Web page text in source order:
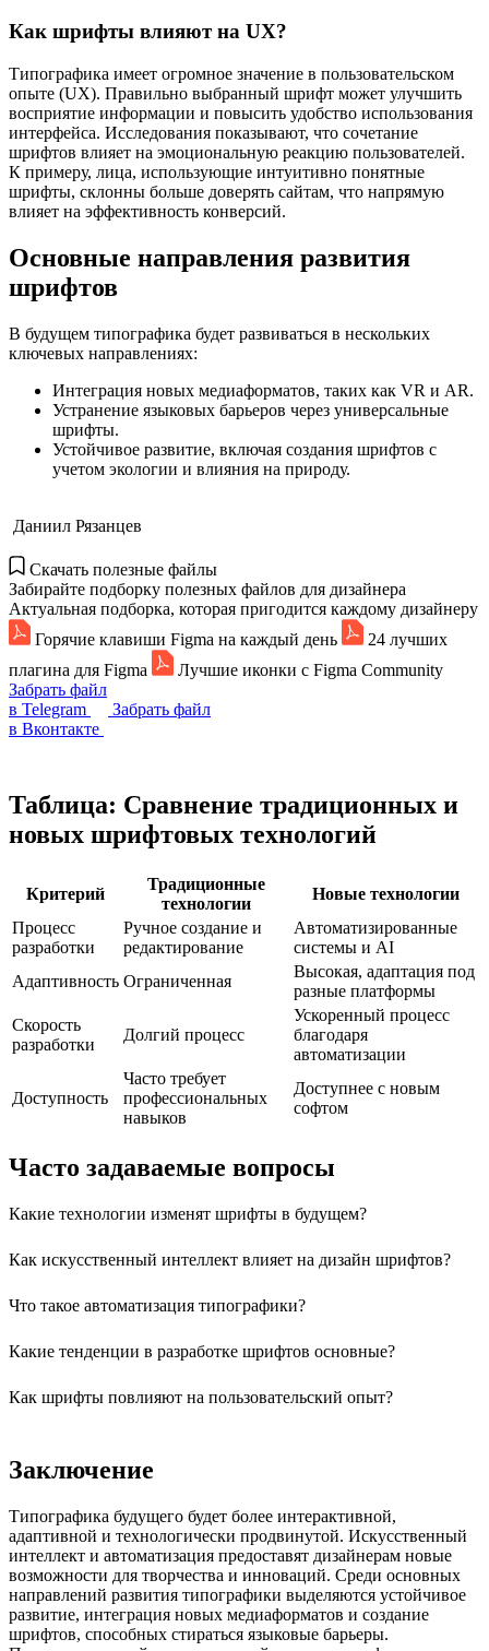
Как шрифты влияют на UX?
Типографика имеет огромное значение в пользовательском
опыте (UX). Правильно выбранный шрифт может улучшить
восприятие информации и повысить удобство использования
интерфейса. Исследования показывают, что сочетание
шрифтов влияет на эмоциональную реакцию пользователей.
К примеру, лица, использующие интуитивно понятные
шрифты, склонны больше доверять сайтам, что напрямую
влияет на эффективность конверсий.
Основные направления развития
шрифтов
В будущем типографика будет развиваться в нескольких
ключевых направлениях:
Интеграция новых медиаформатов, таких как VR и AR.
Устранение языковых барьеров через универсальные
шрифты.
Устойчивое развитие, включая создания шрифтов с
учетом экологии и влияния на природу.
Даниил Рязанцев
Скачать полезные файлы
Забирайте подборку полезных файлов для дизайнера
Актуальная подборка, которая пригодится каждому дизайнеру
Горячие клавиши Figma на каждый день
24 лучших
плагина для Figma
Лучшие иконки с Figma Community
Забрать файл
в Telegram
Забрать файл
в Вконтакте
Таблица: Сравнение традиционных и
новых шрифтовых технологий
Критерий
Традиционные
технологии
Новые технологии
Процесс
разработки
Ручное создание и
редактирование
Автоматизированные
системы и AI
Адаптивность Ограниченная
Высокая, адаптация под
разные платформы
Скорость
разработки
Долгий процесс
Ускоренный процесс
благодаря
автоматизации
Доступность
Часто требует
профессиональных
навыков
Доступнее с новым
софтом
Часто задаваемые вопросы
Какие технологии изменят шрифты в будущем?
Как искусственный интеллект влияет на дизайн шрифтов?
Что такое автоматизация типографики?
Какие тенденции в разработке шрифтов основные?
Как шрифты повлияют на пользовательский опыт?
Заключение
Типографика будущего будет более интерактивной,
адаптивной и технологически продвинутой. Искусственный
интеллект и автоматизация предоставят дизайнерам новые
возможности для творчества и инноваций. Среди основных
направлений развития типографики выделяются устойчивое
развитие, интеграция новых медиаформатов и создание
шрифтов, способных стираться языковые барьеры.